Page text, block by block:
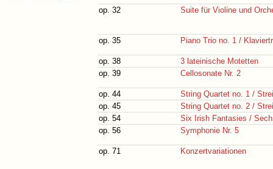
op. 32 Suite für Violine und
op. 35 Piano Trio no. 1 /
op. 38
3 lateinische Motetten
op. 39
Cellosonate Nr. 2
op. 44
String Quartet no. 1 /
op. 45
String Quartet no. 2 /
op. 54
Six Irish Fantasies /
op. 56
Symphonie Nr. 5
op. 71 Konzertvariationen